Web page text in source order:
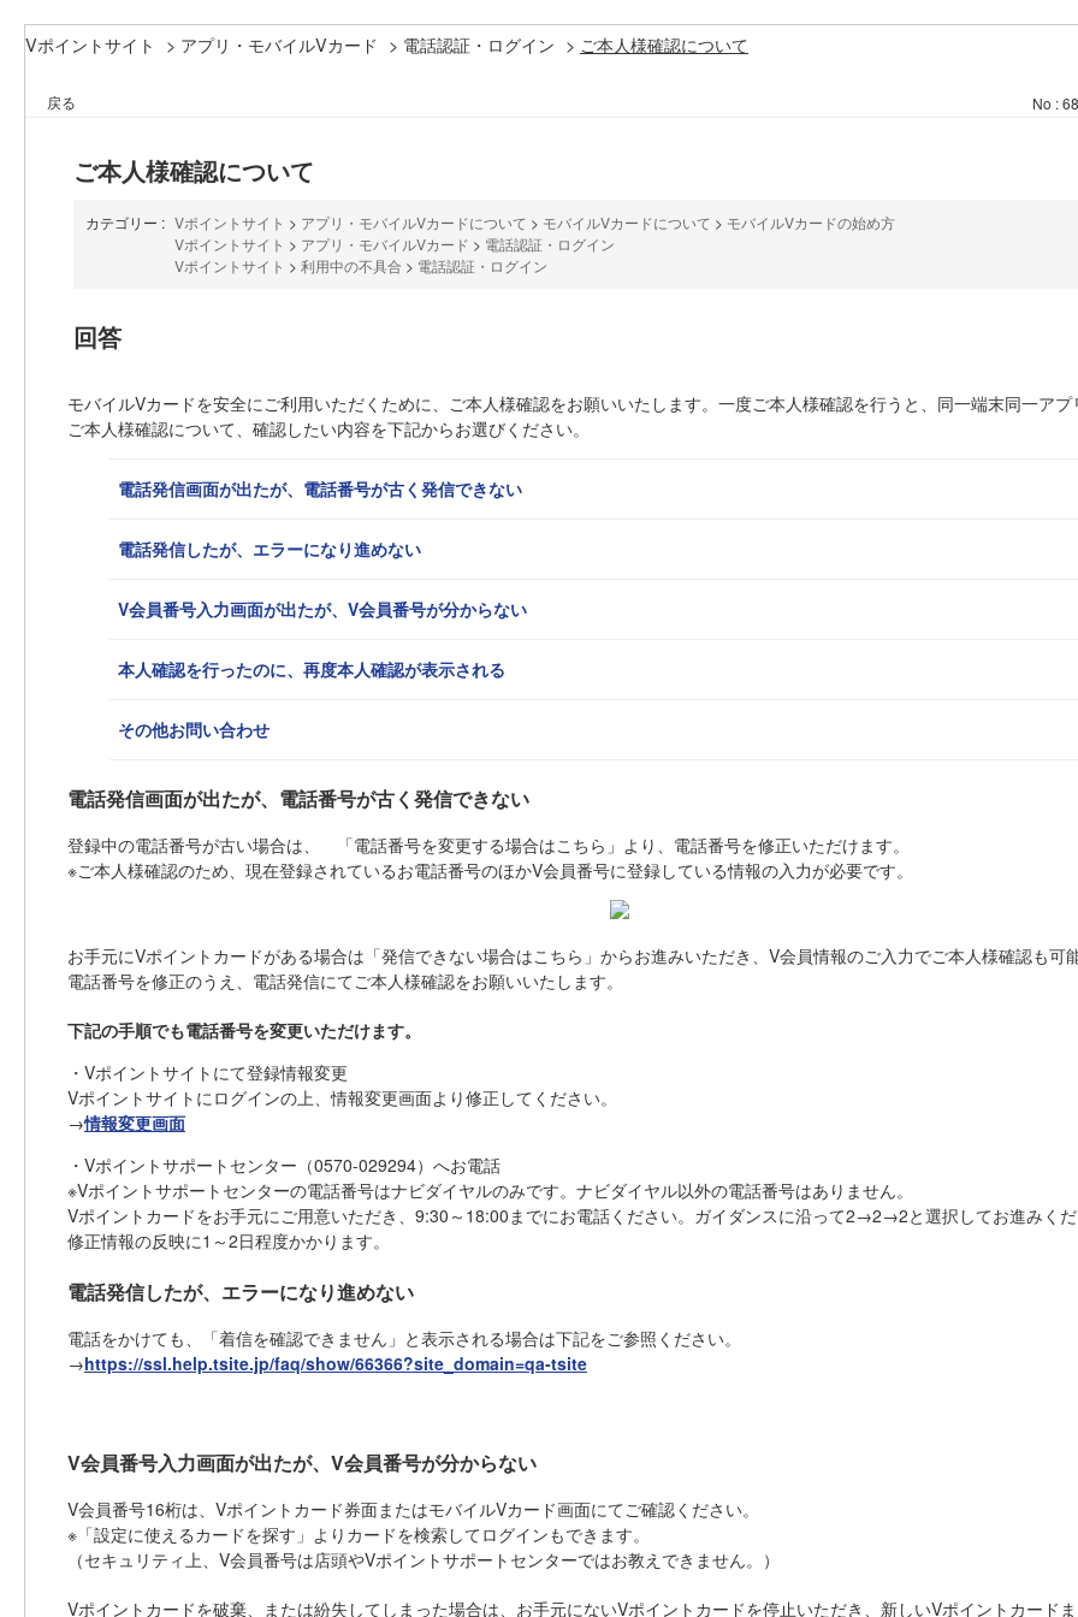
Vポイントサイト > アプリ・モバイルVカード > 電話認証・ログイン > ご本人様確認について
戻る No :
ご本人様確認について
カテゴリー : Vポイントサイト > アプリ・モバイルVカードについて > モバイルVカードについて > モバイルVカードの始め方
Vポイントサイト > アプリ・モバイルVカード > 電話認証・ログイン
Vポイントサイト > 利用中の不具合 > 電話認証・ログイン
回答
モバイルVカードを安全にご利用いただくために、ご本人様確認をお願いいたします。一度ご本人様確認を行うと、同一端末同一ア
ご本人様確認について、確認したい内容を下記からお選びください。
電話発信画面が出たが、電話番号が古く発信できない
電話発信したが、エラーになり進めない
V会員番号入力画面が出たが、V会員番号が分からない
本人確認を行ったのに、再度本人確認が表示される
その他お問い合わせ
電話発信画面が出たが、電話番号が古く発信できない
登録中の電話番号が古い場合は、 「電話番号を変更する場合はこちら」より、電話番号を修正いただけます。
※ご本人様確認のため、現在登録されているお電話番号のほかV会員番号に登録している情報の入力が必要です。
お手元にVポイントカードがある場合は「発信できない場合はこちら」からお進みいただき、V会員情報のご入力でご本人様確認も可
電話番号を修正のうえ、電話発信にてご本人様確認をお願いいたします。
下記の手順でも電話番号を変更いただけます。
・Vポイントサイトにて登録情報変更
Vポイントサイトにログインの上、情報変更画面より修正してください。
→情報変更画面
・Vポイントサポートセンター（0570-029294）へお電話
※Vポイントサポートセンターの電話番号はナビダイヤルのみです。ナビダイヤル以外の電話番号はありません。
Vポイントカードをお手元にご用意いただき、9:30～18:00までにお電話ください。ガイダンスに沿って2→2→2と選択してお進みく
修正情報の反映に1～2日程度かかります。
電話発信したが、エラーになり進めない
電話をかけても、「着信を確認できません」と表示される場合は下記をご参照ください。
→https://ssl.help.tsite.jp/faq/show/66366?site_domain=qa-tsite
V会員番号入力画面が出たが、V会員番号が分からない
V会員番号16桁は、Vポイントカード券面またはモバイルVカード画面にてご確認ください。
※「設定に使えるカードを探す」よりカードを検索してログインもできます。
（セキュリティ上、V会員番号は店頭やVポイントサポートセンターではお教えできません。）
Vポイントカードを破棄、または紛失してしまった場合は、お手元にないVポイントカードを停止いただき、新しいVポイントカード